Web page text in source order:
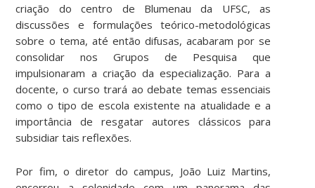
criação do centro de Blumenau da UFSC, as
discussões e formulações teórico-metodológicas
sobre o tema, até então difusas, acabaram por se
consolidar nos Grupos de Pesquisa que
impulsionaram a criação da especialização. Para a
docente, o curso trará ao debate temas essenciais
como o tipo de escola existente na atualidade e a
importância de resgatar autores clássicos para
subsidiar tais reflexões.
Por fim, o diretor do campus, João Luiz Martins,